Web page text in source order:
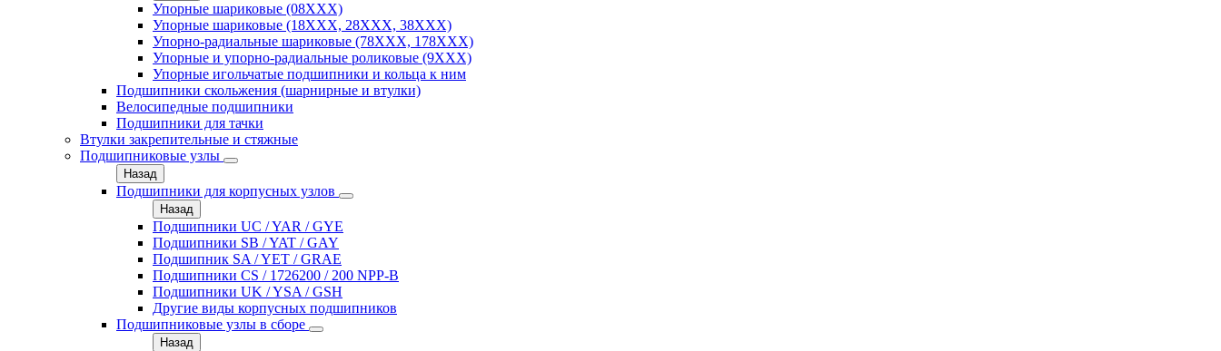
Упорные шариковые (08XXX)
Упорные шариковые (18XXX, 28XXХ, 38ХХХ)
Упорно-радиальные шариковые (78XXX, 178ХХХ)
Упорные и упорно-радиальные роликовые (9ХХХ)
Упорные игольчатые подшипники и кольца к ним
Подшипники скольжения (шарнирные и втулки)
Велосипедные подшипники
Подшипники для тачки
Втулки закрепительные и стяжные
Подшипниковые узлы
Назад
Подшипники для корпусных узлов
Назад
Подшипники UC / YAR / GYE
Подшипники SB / YAT / GAY
Подшипник SA / YET / GRAE
Подшипники CS / 1726200 / 200 NPP-B
Подшипники UK / YSA / GSH
Другие виды корпусных подшипников
Подшипниковые узлы в сборе
Назад